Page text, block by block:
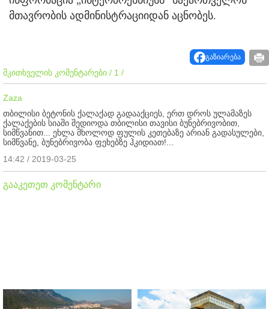
მთავრობის ადმინისტრაციიდან აცნობეს.
გაზიარება
მკითხველის კომენტარები / 1 /
Zaza
თბილისი ბეტონის ქალაქად გადააქციეს, ერთ დროს ულამაზეს
ქალაქების სიაში შედიოდა თბილისი თავისი ბუნებრივობით,
სიმწვანით... ეხლა მხოლოდ ფულის კეთებაზე არიან გადასულები,
სიმწვანე, ბუნებრივობა ფეხებზე ჰკიდიათ!...
14:42 / 2019-03-25
გააკეთეთ კომენტარი